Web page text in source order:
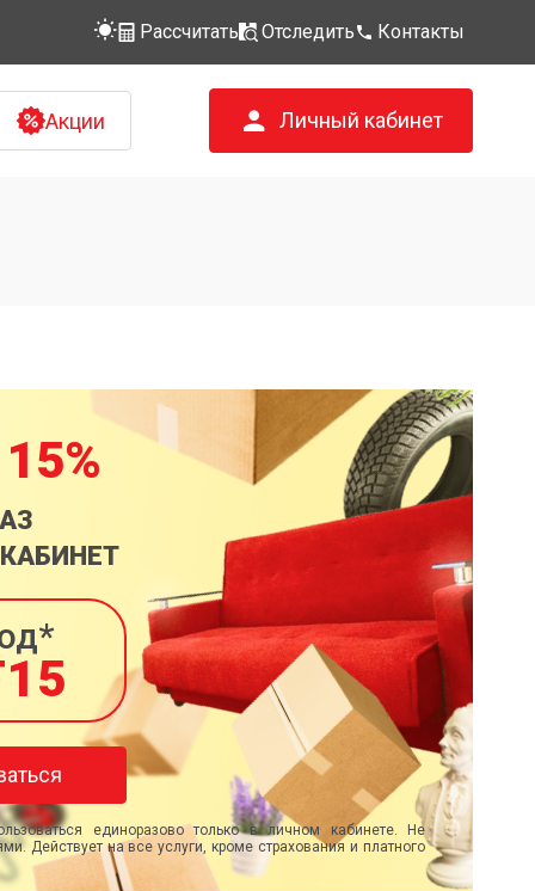
Рассчитать Отследить Контакты
Акции Личный кабинет
единоразово только в личном кабинете. Не
Действует на все услуги, кроме страхования и платного